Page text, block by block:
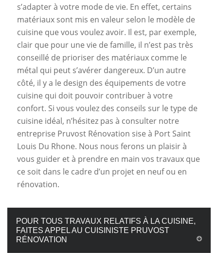
s’adapter à votre mode de vie. En effet, certains
matériaux sont mis en valeur selon le modèle de
cuisine que vous voulez avoir. Il est, par exemple,
clair que pour une vie de famille, il n’est pas très
conseillé de prioriser des matériaux comme le
métal qui peut s’avérer dangereux. D’un autre
côté, il y a le design des équipements de votre
cuisine qui doit pouvoir contribuer à votre
confort. Si vous voulez des conseils sur le type de
cuisine idéal, n’hésitez pas à consulter notre
entreprise Pruvost Rénovation sise à Port Saint
Louis Du Rhone. Nous nous ferons un plaisir à
vous guider et à prendre en main vos travaux que
ce soit dans le cadre d’un projet en neuf ou en
rénovation.
POUR TOUS TRAVAUX RELATIFS À LA CUISINE,
FAITES APPEL AU CUISINISTE PRUVOST
RÉNOVATION